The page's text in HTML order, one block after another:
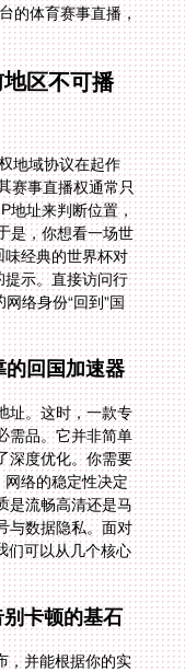
区不可播
地域协议在起作
事直播权通常只
址来判断位置，
，你想看一场世
经典的世界杯对
示。直接访问行
络身份“回到”国
回国加速器
址。这时，一款专
需品。它并非简单
深度优化。你需要
网络的稳定性决定
是流畅高清还是马
与数据隐私。面对
们可以从几个核心
卡顿的基石
，并能根据你的实
味着，无论你在北
匹配延迟最低、速
像为你规划了一条
确保在观看世界杯
，信号传输又快